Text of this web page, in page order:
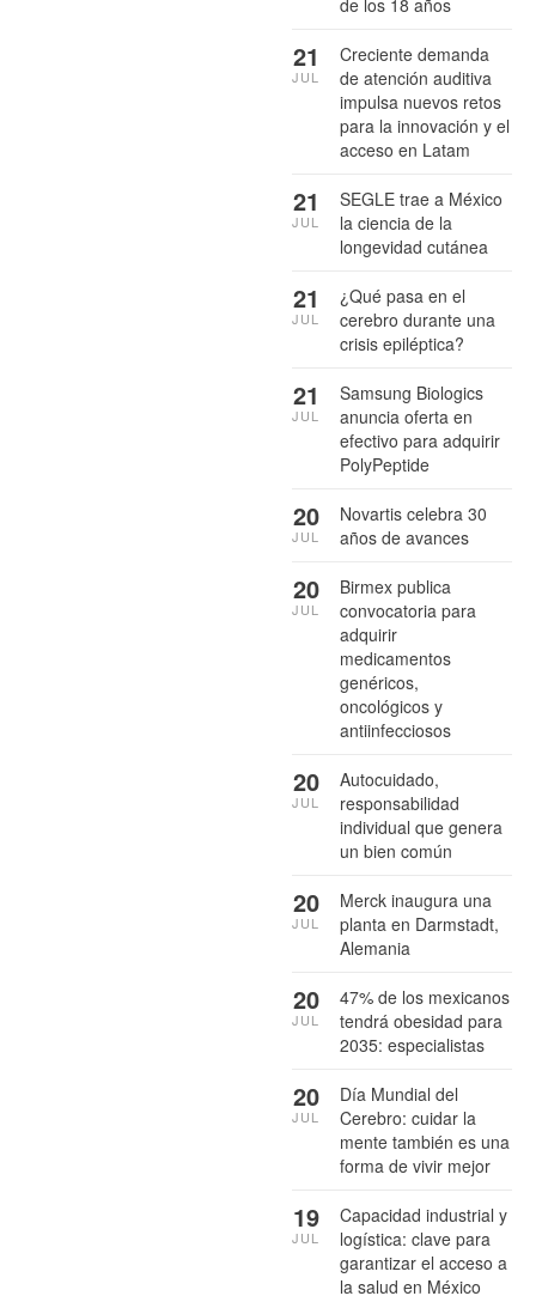
de los 18 años
Creciente demanda
de atención auditiva
impulsa nuevos retos
para la innovación y el
acceso en Latam
21
JUL
SEGLE trae a México
la ciencia de la
longevidad cutánea
21
JUL
¿Qué pasa en el
cerebro durante una
crisis epiléptica?
21
JUL
Samsung Biologics
anuncia oferta en
efectivo para adquirir
PolyPeptide
21
JUL
Novartis celebra 30
años de avances
20
JUL
Birmex publica
convocatoria para
adquirir
medicamentos
genéricos,
oncológicos y
antiinfecciosos
20
JUL
Autocuidado,
responsabilidad
individual que genera
un bien común
20
JUL
Merck inaugura una
planta en Darmstadt,
Alemania
20
JUL
47% de los mexicanos
tendrá obesidad para
2035: especialistas
20
JUL
Día Mundial del
Cerebro: cuidar la
mente también es una
forma de vivir mejor
20
JUL
Capacidad industrial y
logística: clave para
garantizar el acceso a
la salud en México
19
JUL